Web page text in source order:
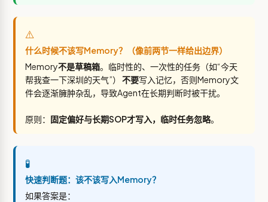
⚠️
什么时候不该写Memory？（像前两节一样给出边界）
Memory不是草稿箱。临时性的、一次性的任务（如“今天
帮我查一下深圳的天气”） 不要写入记忆，否则Memory文
件会逐渐臃肿杂乱，导致Agent在长期判断时被干扰。
原则： 固定偏好与长期SOP才写入，临时任务忽略。
🧪
快速判断题：该不该写入Memory？
如果答案是：